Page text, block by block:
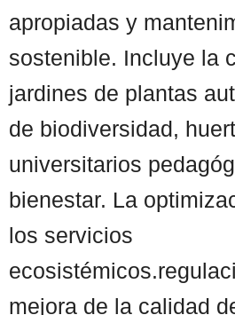
apropiadas y
sostenible. Incluye la
jardines de plantas
de biodiversidad,
universitarios
bienestar. La
los servicios
mejora de la calidad